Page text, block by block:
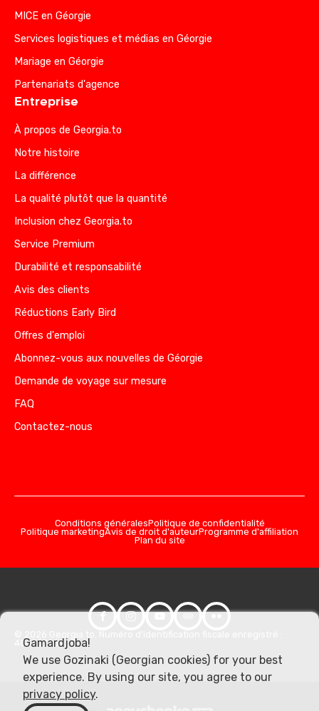
MICE en Géorgie
Services logistiques et médias en Géorgie
Mariage en Géorgie
Partenariats d'agence
Entreprise
À propos de Georgia.to
Notre histoire
La différence
La qualité plutôt que la quantité
Inclusion chez Georgia.to
Service Premium
Durabilité et responsabilité
Avis des clients
Réductions Early Bird
Offres d'emploi
Abonnez-vous aux nouvelles de Géorgie
Demande de voyage sur mesure
FAQ
Contactez-nous
Conditions généralesPolitique de confidentialité
Politique marketingAvis de droit d'auteurProgramme d'affiliation
Plan du site
406357981
Gamardjoba!
We use Gozinaki (Georgian cookies) for your best
experience. By using our site, you agree to our
privacy policy.